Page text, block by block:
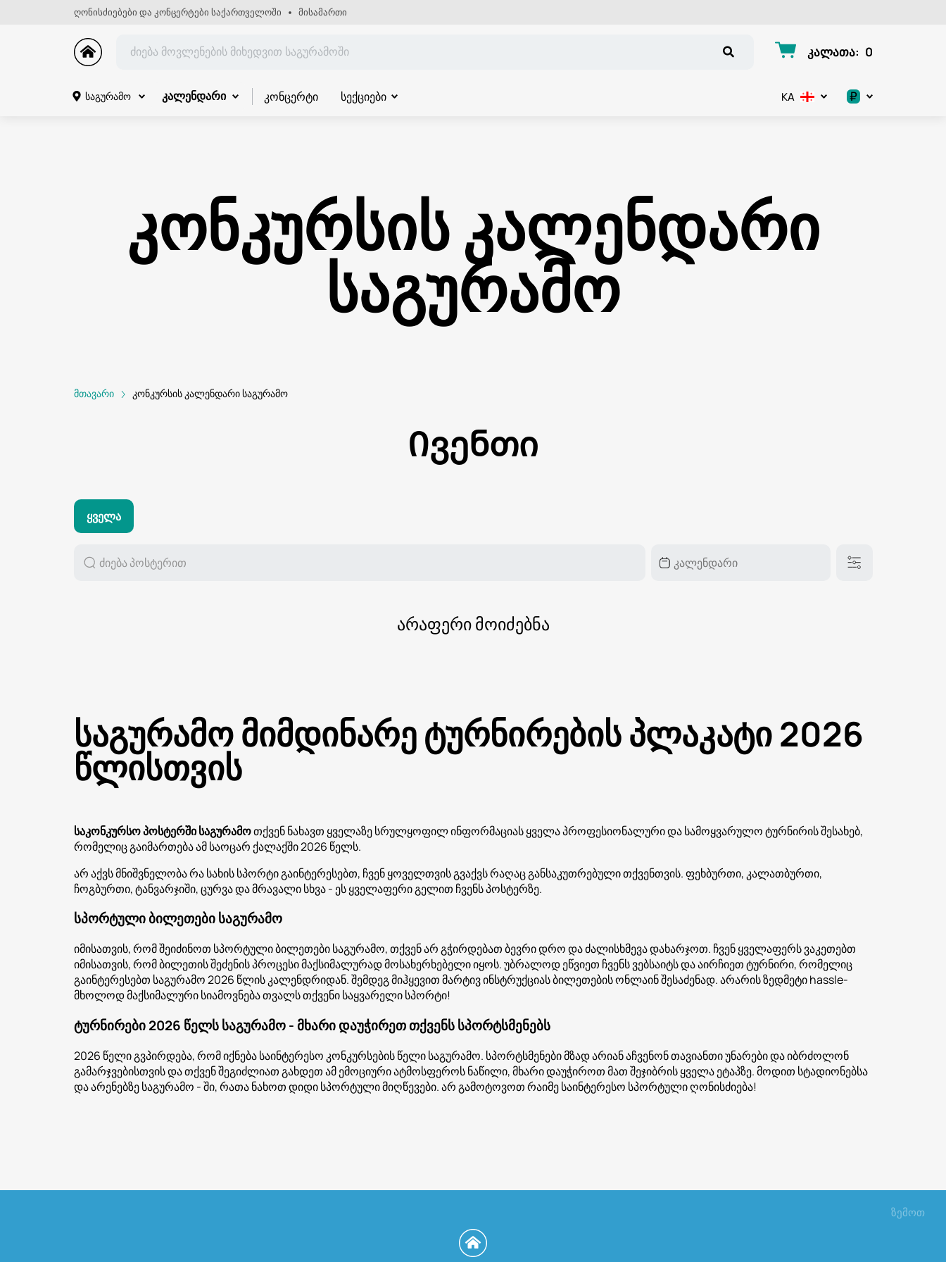
ღონისძიებები და კონცერტები საქართველოში მისამართი
კალათა: 0
საგურამო კალენდარი კონცერტი სექციები KA ₽
კონკურსის კალენდარი
საგურამო
მთავარი კონკურსის კალენდარი საგურამო
Ივენთი
Ყველა
არაფერი მოიძებნა
საგურამო მიმდინარე ტურნირების პლაკატი 2026
წლისთვის
საკონკურსო პოსტერში საგურამოთქვენ ნახავთ ყველაზე სრულყოფილ ინფორმაციას ყველა პროფესიონალური და სამოყვარულო ტურნირის შესახებ,
რომელიც გაიმართება ამ საოცარ ქალაქში 2026 წელს.
არ აქვს მნიშვნელობა რა სახის სპორტი გაინტერესებთ, ჩვენ ყოველთვის გვაქვს რაღაც განსაკუთრებული თქვენთვის. ფეხბურთი, კალათბურთი,
ჩოგბურთი, ტანვარჯიში, ცურვა და მრავალი სხვა - ეს ყველაფერი გელით ჩვენს პოსტერზე.
სპორტული ბილეთები საგურამო
იმისათვის, რომ შეიძინოთ სპორტული ბილეთები საგურამო, თქვენ არ გჭირდებათ ბევრი დრო და ძალისხმევა დახარჯოთ. ჩვენ ყველაფერს ვაკეთებთ
იმისათვის, რომ ბილეთის შეძენის პროცესი მაქსიმალურად მოსახერხებელი იყოს. უბრალოდ ეწვიეთ ჩვენს ვებსაიტს და აირჩიეთ ტურნირი, რომელიც
გაინტერესებთ საგურამო 2026 წლის კალენდრიდან. შემდეგ მიჰყევით მარტივ ინსტრუქციას ბილეთების ონლაინ შესაძენად. არარის ზედმეტი hassle-
მხოლოდ მაქსიმალური სიამოვნება თვალს თქვენი საყვარელი სპორტი!
ტურნირები 2026 წელს საგურამო - მხარი დაუჭირეთ თქვენს სპორტსმენებს
2026 წელი გვპირდება, რომ იქნება საინტერესო კონკურსების წელი საგურამო. სპორტსმენები მზად არიან აჩვენონ თავიანთი უნარები და იბრძოლონ
გამარჯვებისთვის და თქვენ შეგიძლიათ გახდეთ ამ ემოციური ატმოსფეროს ნაწილი, მხარი დაუჭიროთ მათ შეჯიბრის ყველა ეტაპზე. მოდით სტადიონებსა
და არენებზე საგურამო - ში, რათა ნახოთ დიდი სპორტული მიღწევები. არ გამოტოვოთ რაიმე საინტერესო სპორტული ღონისძიება!
ზემოთ